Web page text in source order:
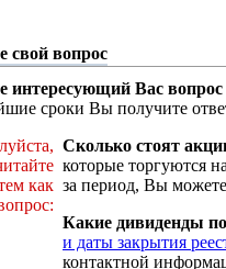
свой вопрос
интересующий Вас вопрос
сроки Вы получите
как
Сколько стоят
которые торгуются
за период, Вы
Какие дивиденды
и даты закрытия
контактной